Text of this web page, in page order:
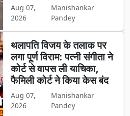
Aug 07,
2026
Manishankar
Pandey
थलापति विजय के तलाक पर
लगा पूर्ण विराम: पत्नी संगीता ने
कोर्ट से वापस ली याचिका,
फैमिली कोर्ट ने किया केस बंद
Aug 07,
2026
Manishankar
Pandey